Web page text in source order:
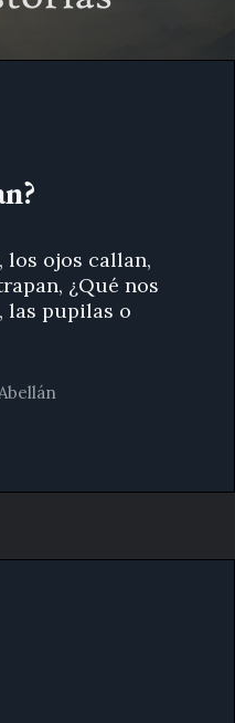
los ojos callan,
¿Qué nos
las pupilas o